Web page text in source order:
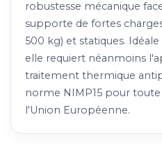
robustesse mécanique
supporte de fortes
500 kg) et statiques.
elle requiert néanmoins
traitement thermique
norme NIMP15 pour
l'Union Européenne.